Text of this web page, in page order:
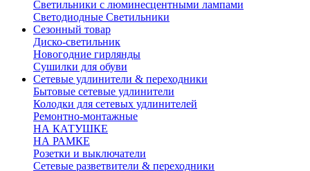
Светильники с люминесцентными лампами
Светодиодные Светильники
Сезонный товар
Диско-светильник
Новогодние гирлянды
Сушилки для обуви
Сетевые удлинители & переходники
Бытовые сетевые удлинители
Колодки для сетевых удлинителей
Ремонтно-монтажные
НА КАТУШКЕ
НА РАМКЕ
Розетки и выключатели
Сетевые разветвители & переходники